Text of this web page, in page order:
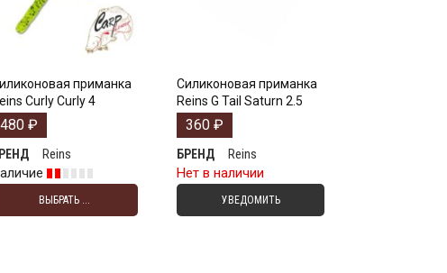
приманка
Curly Curly 4
480 ₽
Reins
ВЫБРАТЬ ...
Силиконовая приманка
Reins G Tail Saturn 2.5
360₽
БРЕНД
Reins
Нет в наличии
УВЕДОМИТЬ